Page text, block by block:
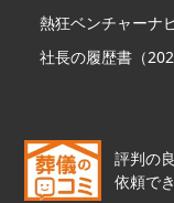
熱狂ベンチャーナ
社長の履歴書（
評判の
依頼で